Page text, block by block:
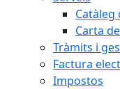
Catàleg
Carta
Tràmits i
Factura
Impostos